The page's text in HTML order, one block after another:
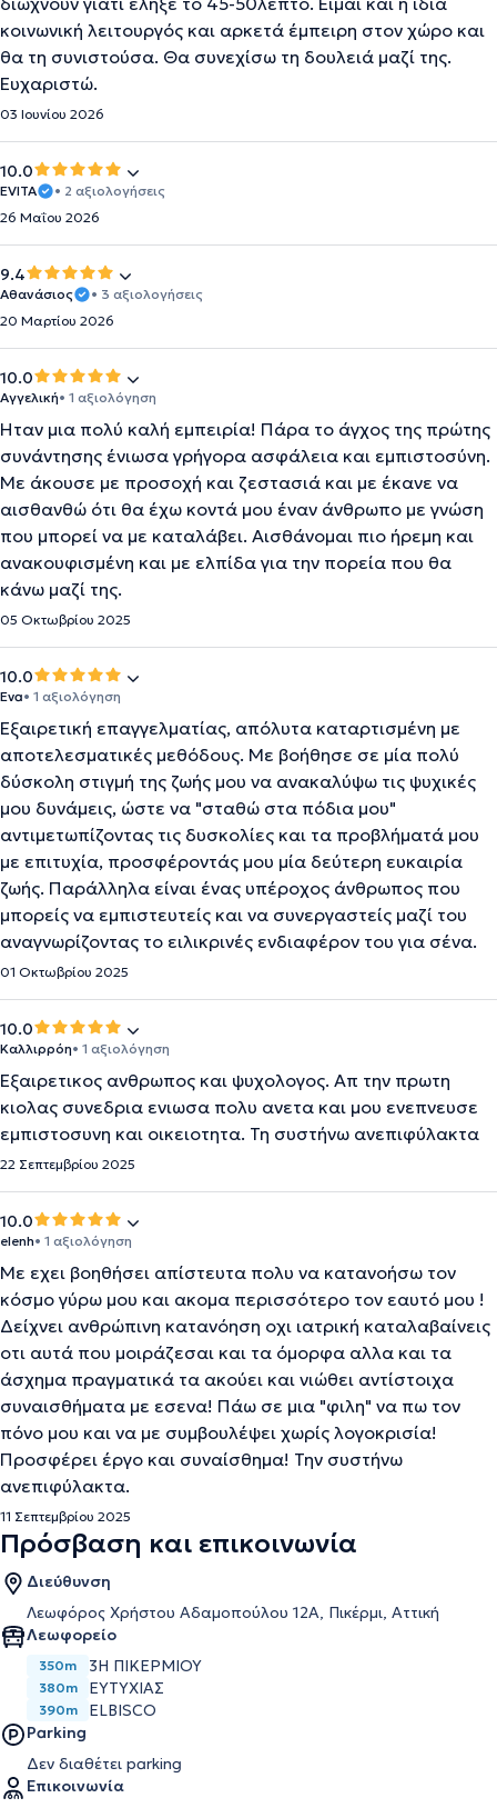
κοινωνική λειτουργός και αρκετά έμπειρη στον χώρο και
θα τη συνιστούσα. Θα συνεχίσω τη δουλειά μαζί της.
Ευχαριστώ.
03 Ιουνίου 2026
10.0
EVITA
• 2 αξιολογήσεις
26 Μαΐου 2026
9.4
Αθανάσιος
• 3 αξιολογήσεις
20 Μαρτίου 2026
10.0
Αγγελική• 1 αξιολόγηση
Ήταν μια πολύ καλή εμπειρία! Πάρα το άγχος της πρώτης
συνάντησης ένιωσα γρήγορα ασφάλεια και εμπιστοσύνη.
Με άκουσε με προσοχή και ζεστασιά και με έκανε να
αισθανθώ ότι θα έχω κοντά μου έναν άνθρωπο με γνώση
που μπορεί να με καταλάβει. Αισθάνομαι πιο ήρεμη και
ανακουφισμένη και με ελπίδα για την πορεία που θα
κάνω μαζί της.
05 Οκτωβρίου 2025
10.0
Eva• 1 αξιολόγηση
Εξαιρετική επαγγελματίας, απόλυτα καταρτισμένη με
αποτελεσματικές μεθόδους. Με βοήθησε σε μία πολύ
δύσκολη στιγμή της ζωής μου να ανακαλύψω τις ψυχικές
μου δυνάμεις, ώστε να "σταθώ στα πόδια μου"
αντιμετωπίζοντας τις δυσκολίες και τα προβλήματά μου
με επιτυχία, προσφέροντάς μου μία δεύτερη ευκαιρία
ζωής. Παράλληλα είναι ένας υπέροχος άνθρωπος που
μπορείς να εμπιστευτείς και να συνεργαστείς μαζί του
αναγνωρίζοντας το ειλικρινές ενδιαφέρον του για σένα.
01 Οκτωβρίου 2025
10.0
Καλλιρρόη• 1 αξιολόγηση
Εξαιρετικος ανθρωπος και ψυχολογος. Απ την πρωτη
κιολας συνεδρια ενιωσα πολυ ανετα και μου ενεπνευσε
εμπιστοσυνη και οικειοτητα. Τη συστήνω ανεπιφύλακτα
22 Σεπτεμβρίου 2025
10.0
elenh• 1 αξιολόγηση
Με εχει βοηθήσει απίστευτα πολυ να κατανοήσω τον
κόσμο γύρω μου και ακομα περισσότερο τον εαυτό μου !
Δείχνει ανθρώπινη κατανόηση οχι ιατρική καταλαβαίνεις
οτι αυτά που μοιράζεσαι και τα όμορφα αλλα και τα
άσχημα πραγματικά τα ακούει και νιώθει αντίστοιχα
συναισθήματα με εσενα! Πάω σε μια "φιλη" να πω τον
πόνο μου και να με συμβουλέψει χωρίς λογοκρισία!
Προσφέρει έργο και συναίσθημα! Την συστήνω
ανεπιφύλακτα.
11 Σεπτεμβρίου 2025
Πρόσβαση και επικοινωνία
Διεύθυνση
Λεωφόρος Χρήστου Αδαμοπούλου 12Α, Πικέρμι, Αττική
Λεωφορείο
350m 3Η ΠΙΚΕΡΜΙΟΥ
380m ΕΥΤΥΧΙΑΣ
390m
ELBISCO
Parking
Δεν διαθέτει parking
Επικοινωνία